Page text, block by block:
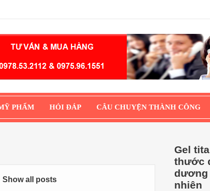
PHẨM HỎI ĐÁP CÂU CHUYỆN THÀNH CÔNG
Show all posts
Gel
thước
dương
nhiên